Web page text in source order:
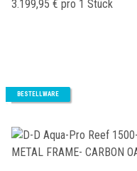
3.199,95 € pro 1 Stück
BESTELLWARE